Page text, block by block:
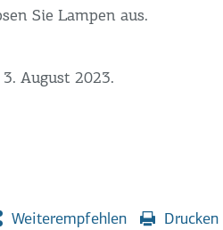
Sie Lampen aus.
August 2023.
Weiterempfehlen Drucken